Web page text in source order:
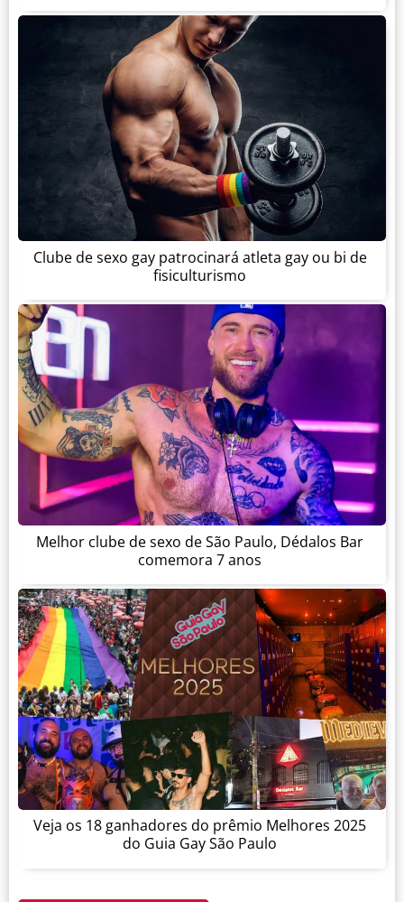
Clube de sexo gay patrocinará atleta gay ou bi de
fisiculturismo
Melhor clube de sexo de São Paulo, Dédalos Bar
comemora 7 anos
Veja os 18 ganhadores do prêmio Melhores 2025
do Guia Gay São Paulo